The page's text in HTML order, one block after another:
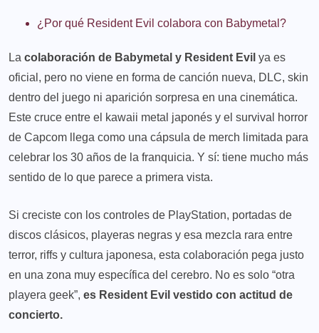
¿Por qué Resident Evil colabora con Babymetal?
La colaboración de Babymetal y Resident Evil ya es
oficial, pero no viene en forma de canción nueva, DLC, skin
dentro del juego ni aparición sorpresa en una cinemática.
Este cruce entre el kawaii metal japonés y el survival horror
de Capcom llega como una cápsula de merch limitada para
celebrar los 30 años de la franquicia. Y sí: tiene mucho más
sentido de lo que parece a primera vista.
Si creciste con los controles de PlayStation, portadas de
discos clásicos, playeras negras y esa mezcla rara entre
terror, riffs y cultura japonesa, esta colaboración pega justo
en una zona muy específica del cerebro. No es solo “otra
playera geek”, es Resident Evil vestido con actitud de
concierto.